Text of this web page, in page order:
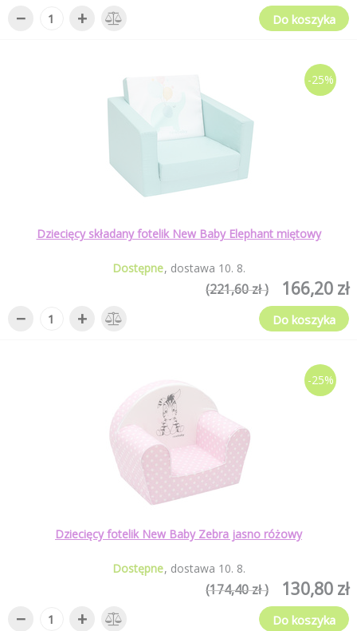
− + Do koszyka
-25%
Dziecięcy składany fotelik New Baby Elephant miętowy
Dostępne dostawa 10. 8.
166,20 zł
(221,60 zł )
− + Do koszyka
-25%
Dziecięcy fotelik New Baby Zebra jasno różowy
Dostępne dostawa 10. 8.
130,80 zł
(174,40 zł )
− + Do koszyka